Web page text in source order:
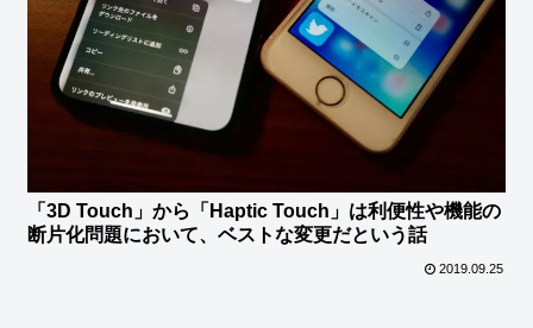
「3D Touch」から「Haptic Touch」は利便性や機能の
断片化問題において、ベストな変更だという話
2019.09.25